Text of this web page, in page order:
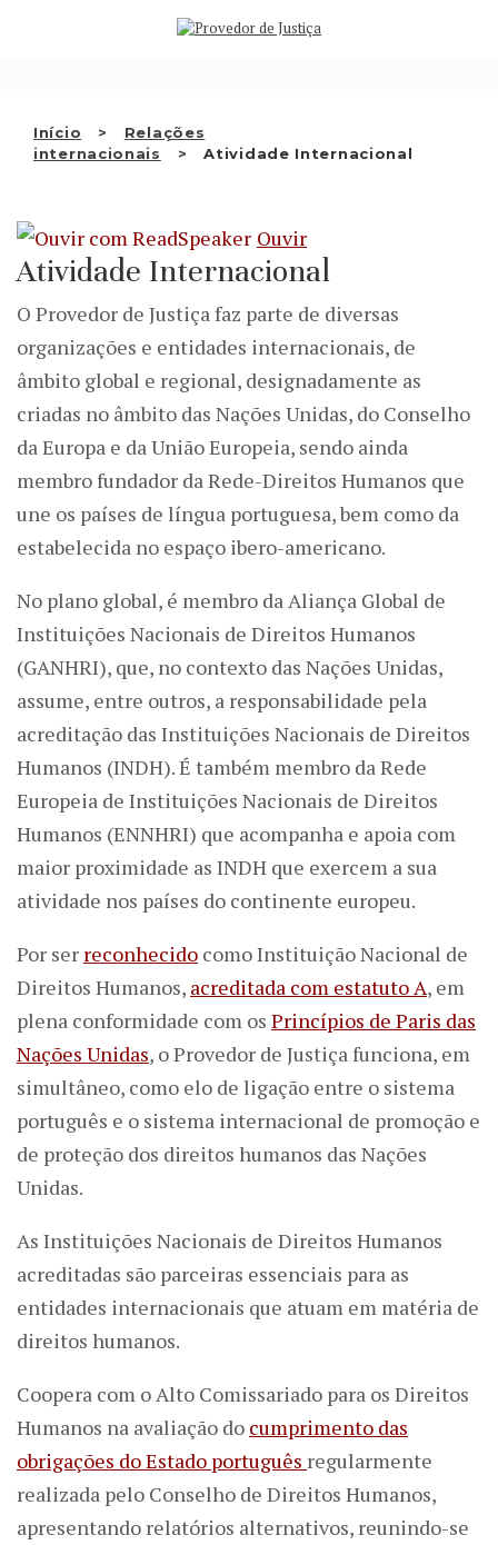
Início
Relações
internacionais
Atividade Internacional
QUEM SOMOS
RECOMENDAÇÕES E OUTRAS
DECISÕES
APRESENTAR QUEIXA
PT
Ouvir
Atividade Internacional
O Provedor de Justiça faz parte de diversas
organizações e entidades internacionais, de
âmbito global e regional, designadamente as
criadas no âmbito das Nações Unidas, do Conselho
da Europa e da União Europeia, sendo ainda
membro fundador da Rede-Direitos Humanos que
une os países de língua portuguesa, bem como da
estabelecida no espaço ibero-americano.
No plano global, é membro da Aliança Global de
Instituições Nacionais de Direitos Humanos
(GANHRI), que, no contexto das Nações Unidas,
assume, entre outros, a responsabilidade pela
acreditação das Instituições Nacionais de Direitos
Humanos (INDH). É também membro da Rede
Europeia de Instituições Nacionais de Direitos
Humanos (ENNHRI) que acompanha e apoia com
maior proximidade as INDH que exercem a sua
atividade nos países do continente europeu.
Por ser reconhecido como Instituição Nacional de
Direitos Humanos, acreditada com estatuto A, em
plena conformidade com os Princípios de Paris das
Nações Unidas, o Provedor de Justiça funciona, em
simultâneo, como elo de ligação entre o sistema
português e o sistema internacional de promoção e
de proteção dos direitos humanos das Nações
Unidas.
As Instituições Nacionais de Direitos Humanos
acreditadas são parceiras essenciais para as
entidades internacionais que atuam em matéria de
direitos humanos.
Coopera com o Alto Comissariado para os Direitos
Humanos na avaliação do cumprimento das
obrigações do Estado português regularmente
realizada pelo Conselho de Direitos Humanos,
apresentando relatórios alternativos, reunindo-se